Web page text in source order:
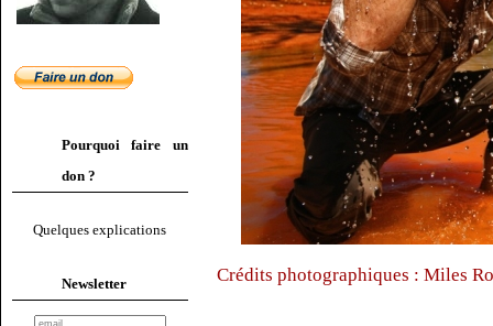
Pourquoi faire un
don ?
Quelques explications
Newsletter Crédits photographiques : Miles